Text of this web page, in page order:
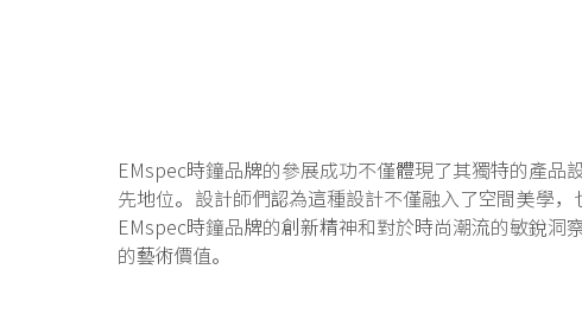
EMspec時鐘品牌的參展成功不僅體現了其獨特的產
先地位。設計師們認為這種設計不僅融入了空間美學
EMspec時鐘品牌的創新精神和對於時尚潮流的敏銳洞
的藝術價值。